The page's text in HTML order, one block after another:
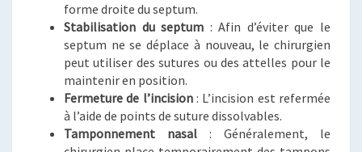
forme droite du septum.
Stabilisation du septum : Afin d’éviter que le
septum ne se déplace à nouveau, le chirurgien
peut utiliser des sutures ou des attelles pour le
maintenir en position.
Fermeture de l’incision: L’incision est refermée
à l’aide de points de suture dissolvables.
Tamponnement nasal : Généralement, le